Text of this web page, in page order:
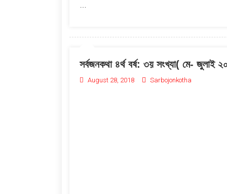
সর্বজনকথা ৪র্থ বর্ষ: ৩য় সংখ্যা( মে- জুলাই
August 28, 2018 Sarbojonkotha